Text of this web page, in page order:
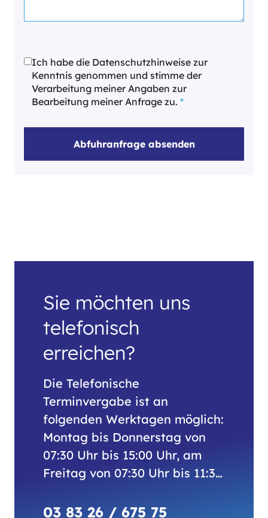
Ich habe die Datenschutzhinweise zur
Kenntnis genommen und stimme der
Verarbeitung meiner Angaben zur
Bearbeitung meiner Anfrage zu. *
Abfuhranfrage absenden
Sie möchten uns
telefonisch
erreichen?
Die Telefonische
Terminvergabe ist an
folgenden Werktagen möglich:
Montag bis Donnerstag von
07:30 Uhr bis 15:00 Uhr, am
Freitag von 07:30 Uhr bis 11:30
03 83 26 / 675 75